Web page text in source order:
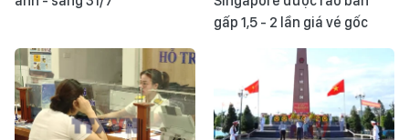
gấp 1,5 - 2 lần giá vé gốc